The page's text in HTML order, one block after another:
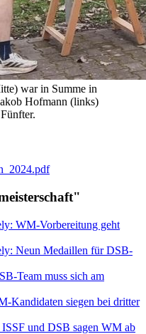
war in Summe in
Hofmann (links)
WM-Vorbereitung geht
Neun Medaillen für DSB-
Team muss sich am
Kandidaten siegen bei dritter
und DSB sagen WM ab